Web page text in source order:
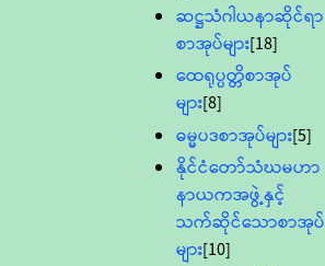
ဆဋ္ဌသံဂါယနာဆိုင်ရာ
စာအုပ်များ[18]
ထေရုပ္ပတ္တိစာအုပ်
များ[8]
ဓမ္မပဒစာအုပ်များ[5]
နိုင်ငံတော်သံဃမဟာ
နာယကအဖွဲ့နှင့်
သက်ဆိုင်သောစာအုပ်
များ[10]